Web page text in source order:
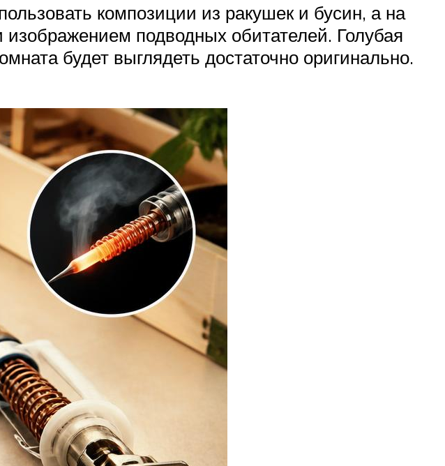
композиции из ракушек и бусин, а на
подводных обитателей. Голубая
будет выглядеть достаточно оригинально.